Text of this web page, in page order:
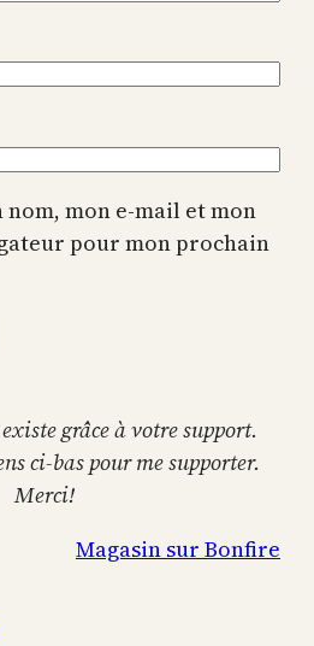
mon e-mail et mon
pour mon prochain
grâce à votre support.
ci-bas pour me supporter.
Merci!
Magasin sur Bonfire